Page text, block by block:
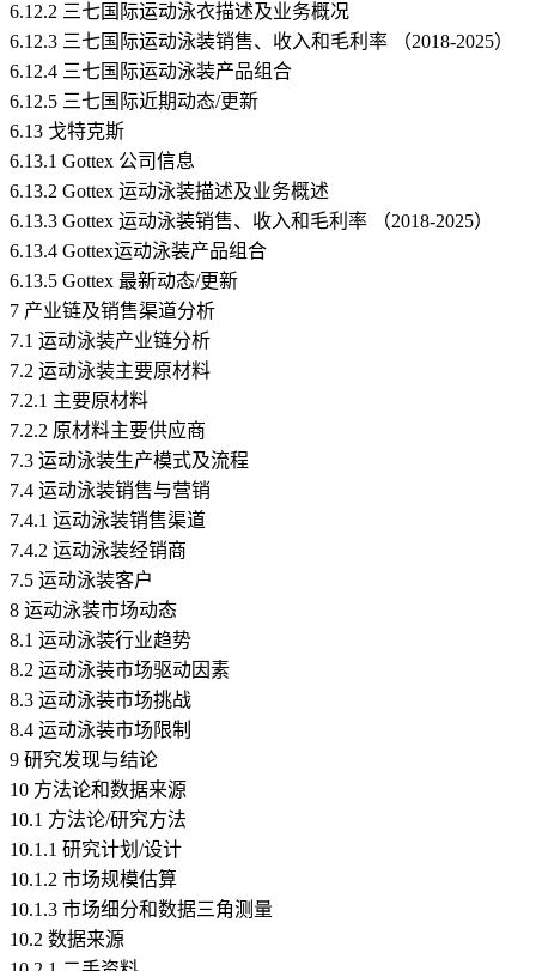
6.12.2 三七国际运动泳衣描述及业务概况
6.12.3 三七国际运动泳装销售、收入和毛利率 （2018-2025）
6.12.4 三七国际运动泳装产品组合
6.12.5 三七国际近期动态/更新
6.13 戈特克斯
6.13.1 Gottex 公司信息
6.13.2 Gottex 运动泳装描述及业务概述
6.13.3 Gottex 运动泳装销售、收入和毛利率 （2018-2025）
6.13.4 Gottex运动泳装产品组合
6.13.5 Gottex 最新动态/更新
7 产业链及销售渠道分析
7.1 运动泳装产业链分析
7.2 运动泳装主要原材料
7.2.1 主要原材料
7.2.2 原材料主要供应商
7.3 运动泳装生产模式及流程
7.4 运动泳装销售与营销
7.4.1 运动泳装销售渠道
7.4.2 运动泳装经销商
7.5 运动泳装客户
8 运动泳装市场动态
8.1 运动泳装行业趋势
8.2 运动泳装市场驱动因素
8.3 运动泳装市场挑战
8.4 运动泳装市场限制
9 研究发现与结论
10 方法论和数据来源
10.1 方法论/研究方法
10.1.1 研究计划/设计
10.1.2 市场规模估算
10.1.3 市场细分和数据三角测量
10.2 数据来源